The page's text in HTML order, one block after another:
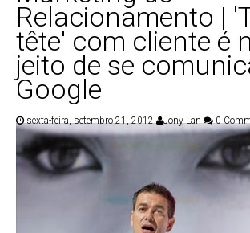
Relacionamento |
tête' com cliente é
jeito de se
Google
sexta-feira, setembro 21, 2012 Jony Lan 0